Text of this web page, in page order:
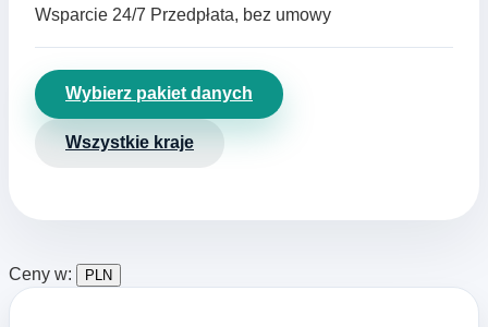
Wsparcie 24/7 Przedpłata, bez umowy
Wybierz pakiet danych
Wszystkie kraje
Ceny w: PLN